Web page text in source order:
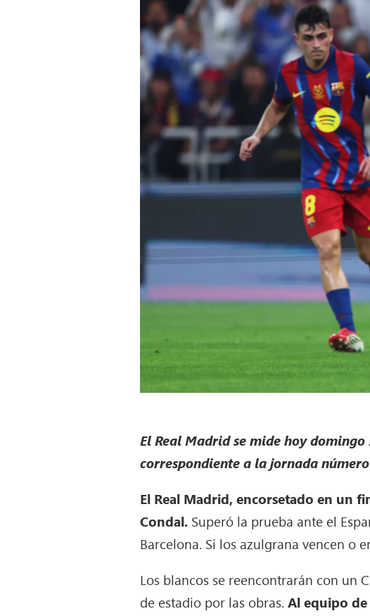
El Real Madrid se mide hoy
correspondiente a la jornada
El Real Madrid, encorsetado en un
Condal. Superó la prueba ante el
Barcelona. Si los azulgrana vencen o
Los blancos se reencontrarán con un
de estadio por las obras.Al equipo de